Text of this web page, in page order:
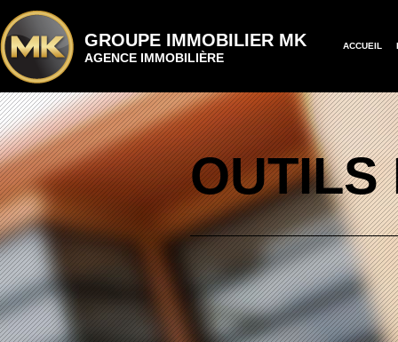
GROUPE IMMOBILIER MK
AGENCE IMMOBILIÈRE
ACCUEIL
OUTILS